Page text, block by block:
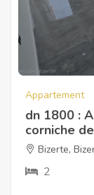
Appartement
dn 1800 :
corniche
Bizerte,
2